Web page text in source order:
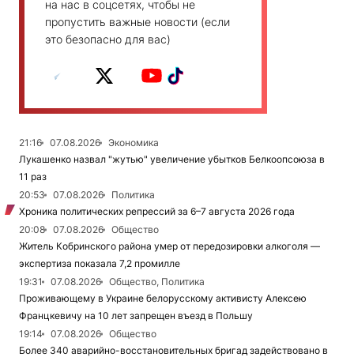
на нас в соцсетях, чтобы не
пропустить важные новости (если
это безопасно для вас)
21:16 07.08.2026
Экономика
Лукашенко назвал "жутью" увеличение убытков Белкоопсоюза в
11 раз
20:53
07.08.2026
Политика
Хроника политических репрессий за 6–7 августа 2026 года
20:08
07.08.2026
Общество
Житель Кобринского района умер от передозировки алкоголя —
экспертиза показала 7,2 промилле
19:31
07.08.2026
Общество, Политика
Проживающему в Украине белорусскому активисту Алексею
Францкевичу на 10 лет запрещен въезд в Польшу
19:14
07.08.2026
Общество
Более 340 аварийно-восстановительных бригад задействовано в